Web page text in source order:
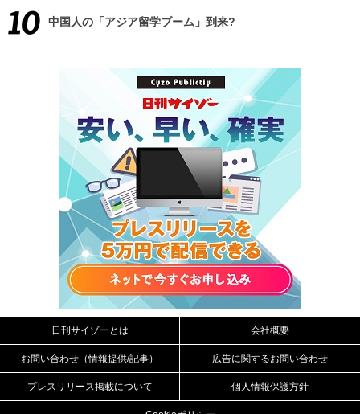
中国人の「アジア留学ブーム」到来?
日刊サイゾーとは 会社概要
お問い合わせ（情報提供/記事） 広告に関するお問い合わせ
プレスリリース掲載について 個人情報保護方針